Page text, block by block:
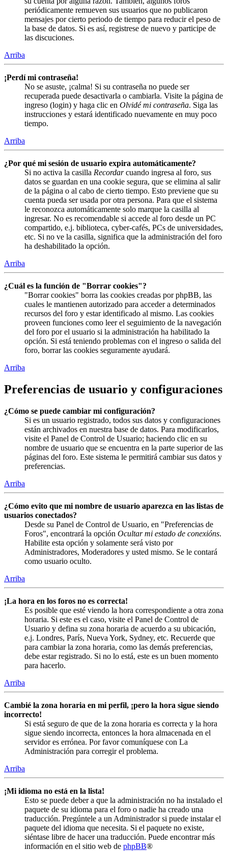
periódicamente remueven sus usuarios que no publicaron
mensajes por cierto periodo de tiempo para reducir el peso de
la base de datos. Si es así, registrese de nuevo y participe de
las discuciones.
Arriba
¡Perdí mi contraseña!
No se asuste, ¡calma! Si su contraseña no puede ser
recuperada puede desactivarla o cambiarla. Visite la página de
ingreso (login) y haga clic en Olvidé mi contraseña. Siga las
instrucciones y estará identificado nuevamente en muy poco
tiempo.
Arriba
¿Por qué mi sesión de usuario expira automáticamente?
Si no activa la casilla Recordarcuando ingresa al foro, sus
datos se guardan en una cookie segura, que se elimina al salir
de la página o al cabo de cierto tiempo. Esto previene que su
cuenta pueda ser usada por otra persona. Para que el sistema
le reconozca automáticamente solo marque la casilla al
ingresar. No es recomendable si accede al foro desde un PC
compartido, e.j. biblioteca, cyber-cafés, PCs de universidades,
etc. Si no ve la casilla, significa que la administración del foro
ha deshabilitado la opción.
Arriba
¿Cuál es la función de "Borrar cookies"?
"Borrar cookies" borra las cookies creadas por phpBB, las
cuales le mantienen autorizado para acceder a determinados
recursos del foro y estar identificado al mismo. Las cookies
proveen funciones como leer el seguimiento de la navegación
del foro por el usuario si la administración ha habilitado la
opción. Si está teniendo problemas con el ingreso o salida del
foro, borrar las cookies seguramente ayudará.
Arriba
Preferencias de usuario y configuraciones
¿Cómo se puede cambiar mi configuración?
Si es un usuario registrado, todos sus datos y configuraciones
están archivados en nuestra base de datos. Para modificarlos,
visite el Panel de Control de Usuario; haciendo clic en su
nombre de usuario que se encuentra en la parte superior de las
páginas del foro. Este sistema le permitirá cambiar sus datos y
preferencias.
Arriba
¿Cómo evito que mi nombre de usuario aparezca en las listas de
usuarios conectados?
Desde su Panel de Control de Usuario, en "Preferencias de
Foros", encontrará la opción Ocultar mi estado de conexións.
Habilite esta opción y solamente será visto por
Administradores, Moderadores y usted mismo. Se le contará
como usuario oculto.
Arriba
¡La hora en los foros no es correcta!
Es posible que esté viendo la hora correspondiente a otra zona
horaria. Si este es el caso, visite el Panel de Control de
Usuario y defina su zona horaria de acuerdo a su ubicación,
e.j. Londres, París, Nueva York, Sydney, etc. Recuerde que
para cambiar la zona horaria, como las demás preferencias,
debe estar registrado. Si no lo está, este es un buen momento
para hacerlo.
Arriba
Cambié la zona horaria en mi perfil, ¡pero la hora sigue siendo
incorrecto!
Si está seguro de que de la zona horaria es correcta y la hora
sigue siendo incorrecta, entonces la hora almacenada en el
servidor es errónea. Por favor comuníquese con La
Administración para corregir el problema.
Arriba
¡Mi idioma no está en la lista!
Esto se puede deber a que la administración no ha instalado el
paquete de su idioma para el foro o nadie ha creado una
traducción. Pregúntele a un Administrador si puede instalar el
paquete del idioma que necesita. Si el paquete no existe,
siéntase libre de hacer una traducción. Puede encontrar más
información en el sitio web de phpBB®